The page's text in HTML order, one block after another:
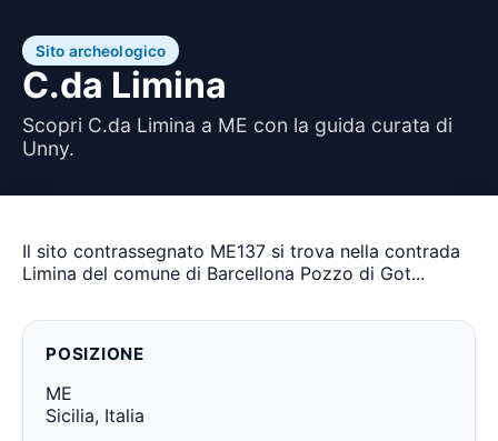
Sito archeologico
C.da Limina
Scopri C.da Limina a ME con la guida curata di
Unny.
Il sito contrassegnato ME137 si trova nella contrada
Limina del comune di Barcellona Pozzo di Got...
POSIZIONE
ME
Sicilia, Italia